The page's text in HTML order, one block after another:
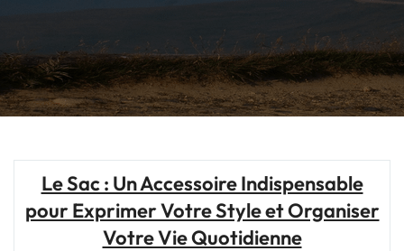
Le Sac : Un Accessoire Indispensable
pour Exprimer Votre Style et Organiser
Votre Vie Quotidienne